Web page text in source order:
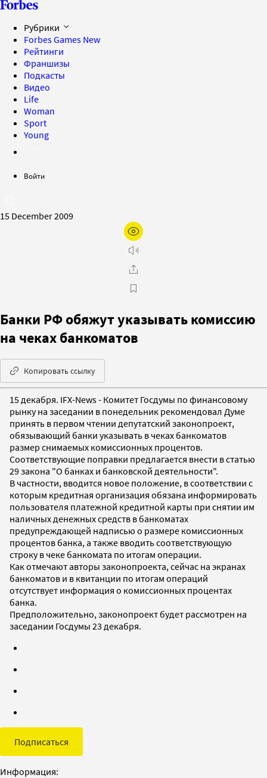
Рубрики
Forbes Games New
Рейтинги
Франшизы
Подкасты
Видео
Life
Woman
Sport
Young
Войти
15 December 2009
Банки РФ обяжут указывать комиссию
на чеках банкоматов
Копировать ссылку
15 декабря. IFX-News - Комитет Госдумы по финансовому
рынку на заседании в понедельник рекомендовал Думе
принять в первом чтении депутатский законопроект,
обязывающий банки указывать в чеках банкоматов
размер снимаемых комиссионных процентов.
Соответствующие поправки предлагается внести в статью
29 закона "О банках и банковской деятельности".
В частности, вводится новое положение, в соответствии с
которым кредитная организация обязана информировать
пользователя платежной кредитной карты при снятии им
наличных денежных средств в банкоматах
предупреждающей надписью о размере комиссионных
процентов банка, а также вводить соответствующую
строку в чеке банкомата по итогам операции.
Как отмечают авторы законопроекта, сейчас на экранах
банкоматов и в квитанции по итогам операций
отсутствует информация о комиссионных процентах
банка.
Предположительно, законопроект будет рассмотрен на
заседании Госдумы 23 декабря.
Подписаться
Информация: